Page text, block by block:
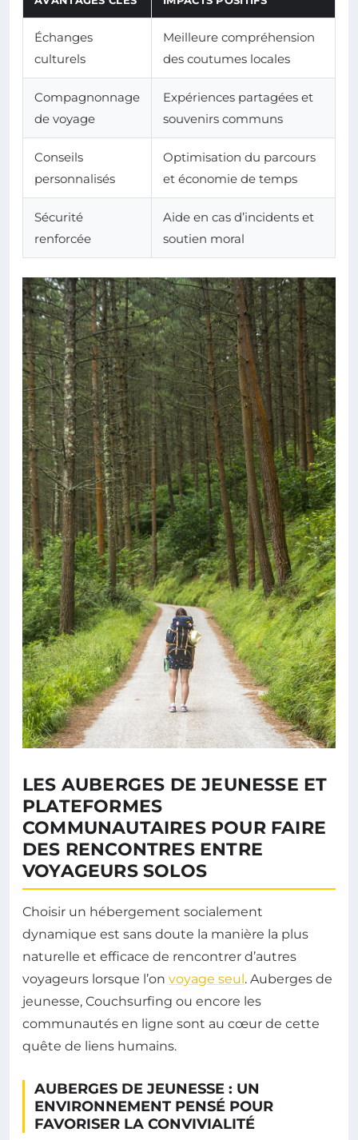
Échanges
culturels
Meilleure compréhension
des coutumes locales
Compagnonnage
de voyage
Expériences partagées et
souvenirs communs
Conseils
personnalisés
Optimisation du parcours
et économie de temps
Sécurité
renforcée
Aide en cas d’incidents et
soutien moral
LES AUBERGES DE JEUNESSE ET
PLATEFORMES
COMMUNAUTAIRES POUR FAIRE
DES RENCONTRES ENTRE
VOYAGEURS SOLOS
Choisir un hébergement socialement
dynamique est sans doute la manière la plus
naturelle et efficace de rencontrer d’autres
voyageurs lorsque l’on voyage seul. Auberges de
jeunesse, Couchsurfing ou encore les
communautés en ligne sont au cœur de cette
quête de liens humains.
AUBERGES DE JEUNESSE : UN
ENVIRONNEMENT PENSÉ POUR
FAVORISER LA CONVIVIALITÉ